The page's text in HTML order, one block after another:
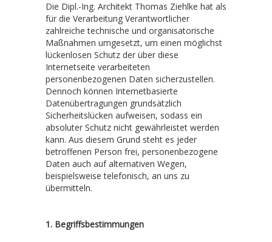
Die Dipl.-Ing. Architekt Thomas Ziehlke hat als
für die Verarbeitung Verantwortlicher
zahlreiche technische und organisatorische
Maßnahmen umgesetzt, um einen möglichst
lückenlosen Schutz der über diese
Internetseite verarbeiteten
personenbezogenen Daten sicherzustellen.
Dennoch können Internetbasierte
Datenübertragungen grundsätzlich
Sicherheitslücken aufweisen, sodass ein
absoluter Schutz nicht gewährleistet werden
kann. Aus diesem Grund steht es jeder
betroffenen Person frei, personenbezogene
Daten auch auf alternativen Wegen,
beispielsweise telefonisch, an uns zu
übermitteln.
1. Begriffsbestimmungen